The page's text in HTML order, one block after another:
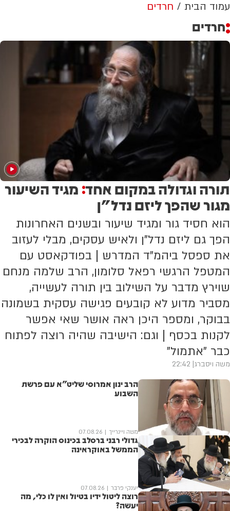
עמוד הבית חרדים
חרדים
תורה וגדולה במקום אחד: מגיד השיעור
מגור שהפך ליזם נדל"ן
הוא חסיד גור ומגיד שיעור ובשנים האחרונות
הפך גם ליזם נדל"ן ולאיש עסקים, מבלי לעזוב
את ספסל ביהמ"ד המדרש | בפודקאסט עם
המטפל הרגשי רפאל סלומון, הרב שלמה מנחם
שוירץ מדבר על השילוב בין תורה לעשייה,
מסביר מדוע לא קובעים פגישה עסקית בשמונה
בבוקר, ומספר היכן ראה אושר שאי אפשר
לקנות בכסף | וגם: הישיבה שהיה רוצה לפתוח
כבר "אתמול"
משה ויסברג 22:42
הרב ינון אמרוסי שליט"א עם פרשת
השבוע
משה ויינרייך 07.08.26
גדולי רבני ברסלב בכינוס הוקרה לבכירי
הממשל באוקראינה
יענקי פרבר 07.08.26
רוצה ליטול ידיו בטיול ואין לו כלי, מה
יעשה?